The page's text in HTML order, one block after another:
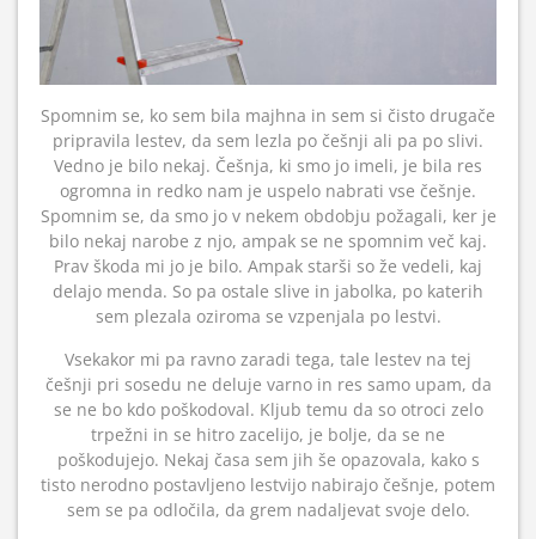
Spomnim se, ko sem bila majhna in sem si čisto drugače
pripravila lestev, da sem lezla po češnji ali pa po slivi.
Vedno je bilo nekaj. Češnja, ki smo jo imeli, je bila res
ogromna in redko nam je uspelo nabrati vse češnje.
Spomnim se, da smo jo v nekem obdobju požagali, ker je
bilo nekaj narobe z njo, ampak se ne spomnim več kaj.
Prav škoda mi jo je bilo. Ampak starši so že vedeli, kaj
delajo menda. So pa ostale slive in jabolka, po katerih
sem plezala oziroma se vzpenjala po lestvi.
Vsekakor mi pa ravno zaradi tega, tale lestev na tej
češnji pri sosedu ne deluje varno in res samo upam, da
se ne bo kdo poškodoval. Kljub temu da so otroci zelo
trpežni in se hitro zacelijo, je bolje, da se ne
poškodujejo. Nekaj časa sem jih še opazovala, kako s
tisto nerodno postavljeno lestvijo nabirajo češnje, potem
sem se pa odločila, da grem nadaljevat svoje delo.